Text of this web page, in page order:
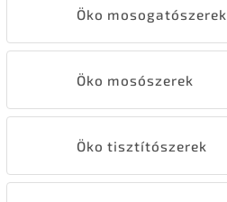
Öko mosogatószerek
Öko mosószerek
Öko tisztítószerek